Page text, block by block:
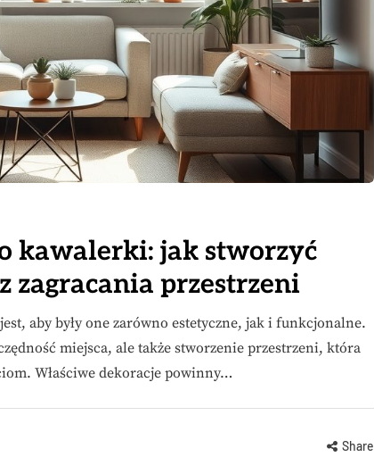
kawalerki: jak stworzyć
przestrzeni
aby były one zarówno estetyczne, jak i funkcjonalne.
miejsca, ale także stworzenie przestrzeni, która
Właściwe dekoracje powinny…
Share